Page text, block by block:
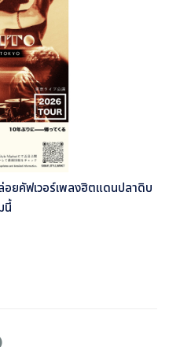
ยคัฟเวอร์เพลงฮิตแดนปลาดิบ
นี้